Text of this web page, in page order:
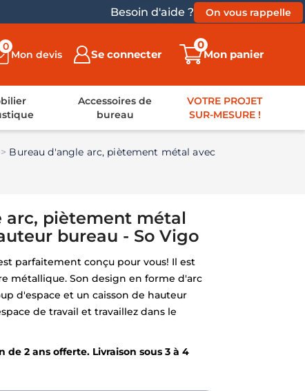
Besoin d'aide ? On vous rappelle
Mon devis
0
Se connecter Mon panier
0
Accessoires de
bureau
VOTRE PROJET
SUR-MESURE !
Bureau d'angle arc, piètement métal avec
arc, piètement métal
bureau - So Vigo
parfaitement conçu pour vous! Il est
métallique. Son design en forme d'arc
d'espace et un caisson de hauteur
de travail et travaillez dans le
de 2 ans offerte. Livraison sous 3 à 4